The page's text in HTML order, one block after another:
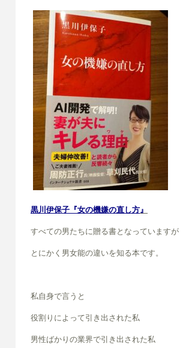
黒川伊保子『女の機嫌の直し方』
すべての男たちに贈る書となっていますが
とにかく男女能の違いを知る本です。
私自身で言うと
役割りによって引き出された私
男性ばかりの業界で引き出された私